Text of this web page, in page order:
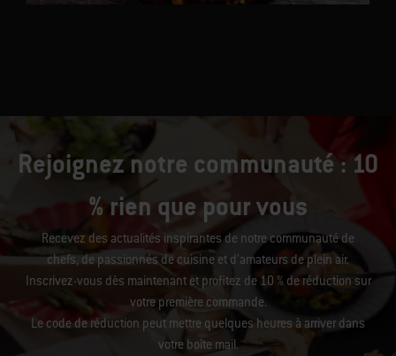
Rejoignez notre communauté : 10
% rien que pour vous
Recevez des actualités inspirantes de notre communauté de
chefs, de passionnés de cuisine et d’amateurs de plein air.
Inscrivez-vous dès maintenant et profitez de 10 % de réduction sur
votre première commande.
Le code de réduction peut mettre quelques heures à arriver dans
votre boîte mail.